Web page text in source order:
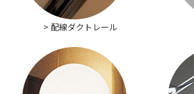
> 配線ダクトレール